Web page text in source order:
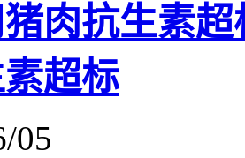
肉抗生素
超标
05